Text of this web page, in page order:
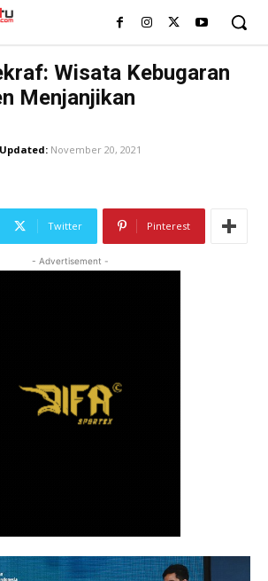
Wisata Kebugaran
Menjanjikan
Updated: November 20, 2021
Twitter Pinterest
- Advertisement -